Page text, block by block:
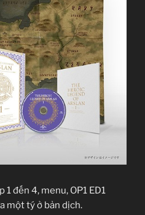
đến 4, menu, OP1 ED1
một tý ở bản dịch.